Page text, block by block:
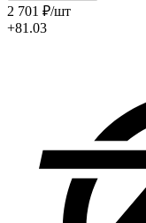
2 701 ₽/шт
+81.03